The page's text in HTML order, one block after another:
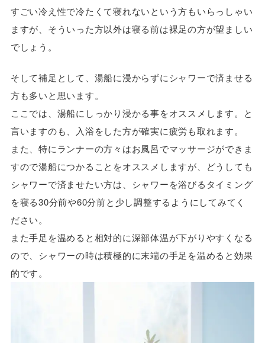
すごい冷え性で冷たくて寝れないという方もいらっしゃい
ますが、そういった方以外は寝る前は裸足の方が望ましい
でしょう。
そして補足として、湯船に浸からずにシャワーで済ませる
方も多いと思います。
ここでは、湯船にしっかり浸かる事をオススメします。と
言いますのも、入浴をした方が確実に疲労も取れます。
また、特にランナーの方々はお風呂でマッサージができま
すので湯船につかることをオススメしますが、どうしても
シャワーで済ませたい方は、シャワーを浴びるタイミング
を寝る30分前や60分前と少し調整するようにしてみてく
ださい。
また手足を温めると相対的に深部体温が下がりやすくなる
ので、シャワーの時は積極的に末端の手足を温めると効果
的です。